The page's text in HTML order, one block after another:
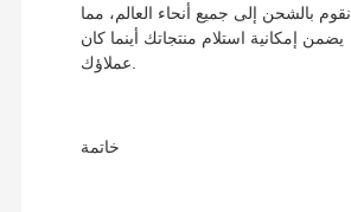
نقوم بالشحن إلى جميع أنحاء العالم، مما
يضمن إمكانية استلام منتجاتك أينما كان
عملاؤك.
خاتمة